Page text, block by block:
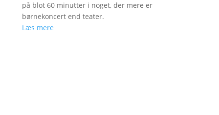
på blot 60 minutter i noget, der mere er
børnekoncert end teater.
Læs mere